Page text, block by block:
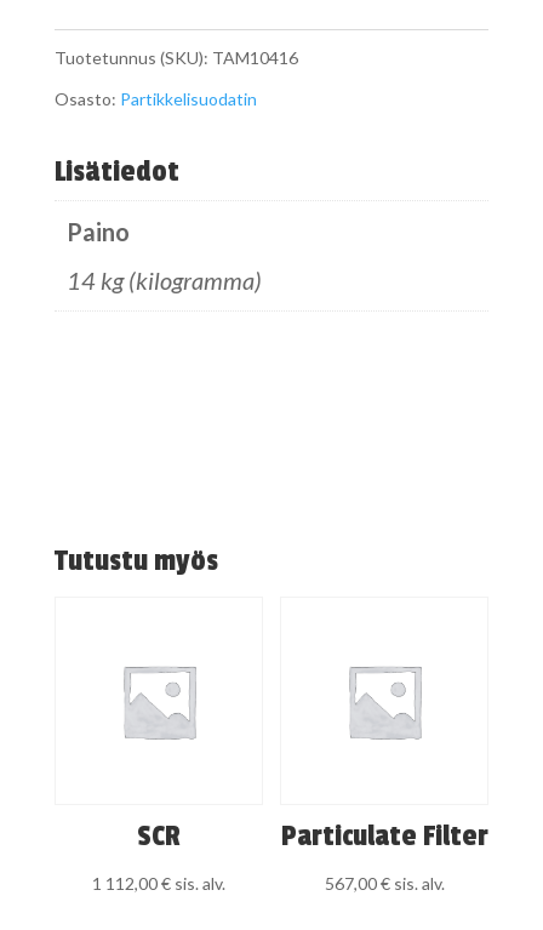
Tuotetunnus (SKU): TAM10416
Osasto: Partikkelisuodatin
Lisätiedot
Paino
14 kg (kilogramma)
Tutustu myös
SCR
1 112,00€ sis. alv.
Particulate Filter
567,00€ sis. alv.